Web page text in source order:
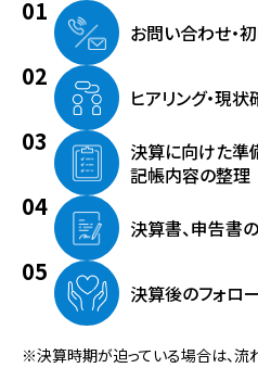
お問い合わせ・
ヒアリング・現状
決算に向けた準
記帳内容の整理
決算書、申告書
決算後のフォロー
※決算時期が迫っている場合は、流